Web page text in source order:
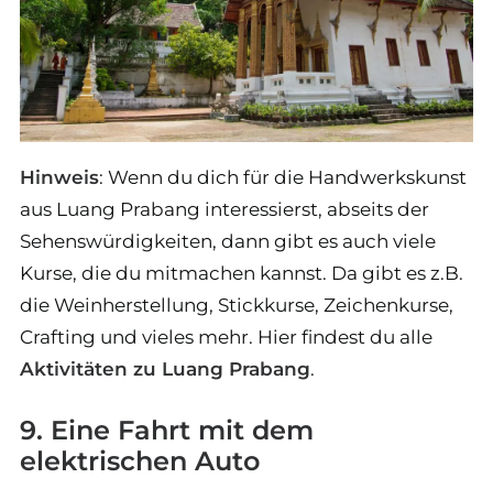
Hinweis: Wenn du dich für die Handwerkskunst
aus Luang Prabang interessierst, abseits der
Sehenswürdigkeiten, dann gibt es auch viele
Kurse, die du mitmachen kannst. Da gibt es z.B.
die Weinherstellung, Stickkurse, Zeichenkurse,
Crafting und vieles mehr. Hier findest du alle
Aktivitäten zu Luang Prabang.
9. Eine Fahrt mit dem
elektrischen Auto